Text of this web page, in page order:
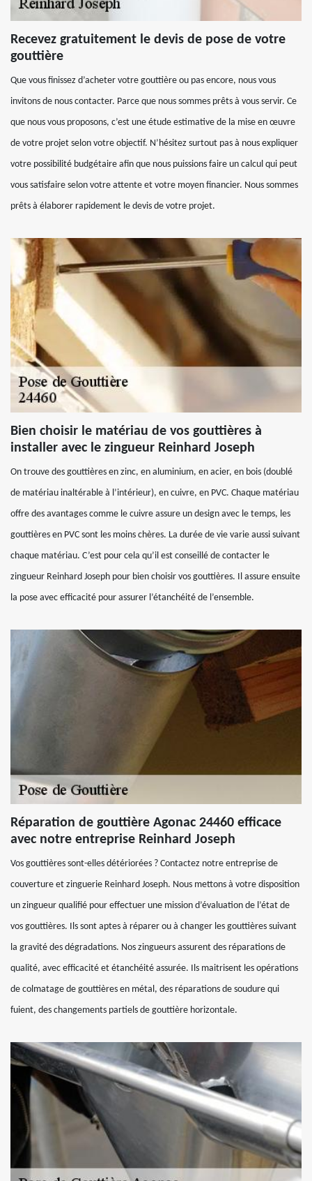
Recevez gratuitement le devis de pose de votre
gouttière
Que vous finissez d’acheter votre gouttière ou pas encore, nous vous
invitons de nous contacter. Parce que nous sommes prêts à vous servir. Ce
que nous vous proposons, c’est une étude estimative de la mise en œuvre
de votre projet selon votre objectif. N’hésitez surtout pas à nous expliquer
votre possibilité budgétaire afin que nous puissions faire un calcul qui peut
vous satisfaire selon votre attente et votre moyen financier. Nous sommes
prêts à élaborer rapidement le devis de votre projet.
Bien choisir le matériau de vos gouttières à
installer avec le zingueur Reinhard Joseph
On trouve des gouttières en zinc, en aluminium, en acier, en bois (doublé
de matériau inaltérable à l’intérieur), en cuivre, en PVC. Chaque matériau
offre des avantages comme le cuivre assure un design avec le temps, les
gouttières en PVC sont les moins chères. La durée de vie varie aussi suivant
chaque matériau. C’est pour cela qu’il est conseillé de contacter le
zingueur Reinhard Joseph pour bien choisir vos gouttières. Il assure ensuite
la pose avec efficacité pour assurer l’étanchéité de l’ensemble.
Réparation de gouttière Agonac 24460 efficace
avec notre entreprise Reinhard Joseph
Vos gouttières sont-elles détériorées ? Contactez notre entreprise de
couverture et zinguerie Reinhard Joseph. Nous mettons à votre disposition
un zingueur qualifié pour effectuer une mission d’évaluation de l’état de
vos gouttières. Ils sont aptes à réparer ou à changer les gouttières suivant
la gravité des dégradations. Nos zingueurs assurent des réparations de
qualité, avec efficacité et étanchéité assurée. Ils maitrisent les opérations
de colmatage de gouttières en métal, des réparations de soudure qui
fuient, des changements partiels de gouttière horizontale.